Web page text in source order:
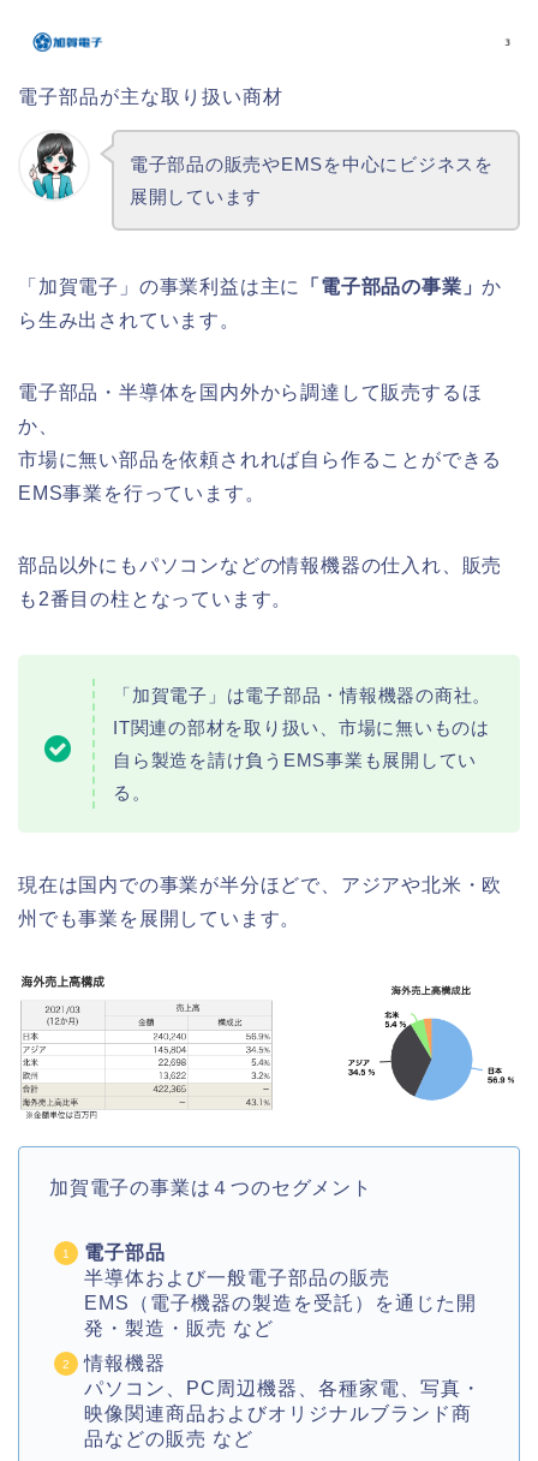
電子部品が主な取り扱い商材
電子部品の販売やEMSを中心にビジネスを
展開しています
「加賀電子」の事業利益は主に 「電子部品の事業」か
ら生み出されています。
電子部品・半導体を国内外から調達して販売するほ
か、
市場に無い部品を依頼されれば自ら作ることができる
EMS事業を行っています。
部品以外にもパソコンなどの情報機器の仕入れ、販売
も2番目の柱となっています。
「加賀電子」は電子部品・情報機器の商社。
IT関連の部材を取り扱い、市場に無いものは
自ら製造を請け負うEMS事業も展開してい
る。
現在は国内での事業が半分ほどで、アジアや北米・欧
州でも事業を展開しています。
加賀電子の事業は４つのセグメント
電子部品
半導体および一般電子部品の販売
EMS（電子機器の製造を受託）を通じた開
発・製造・販売 など
情報機器
パソコン、PC周辺機器、各種家電、写真・
映像関連商品およびオリジナルブランド商
品などの販売 など